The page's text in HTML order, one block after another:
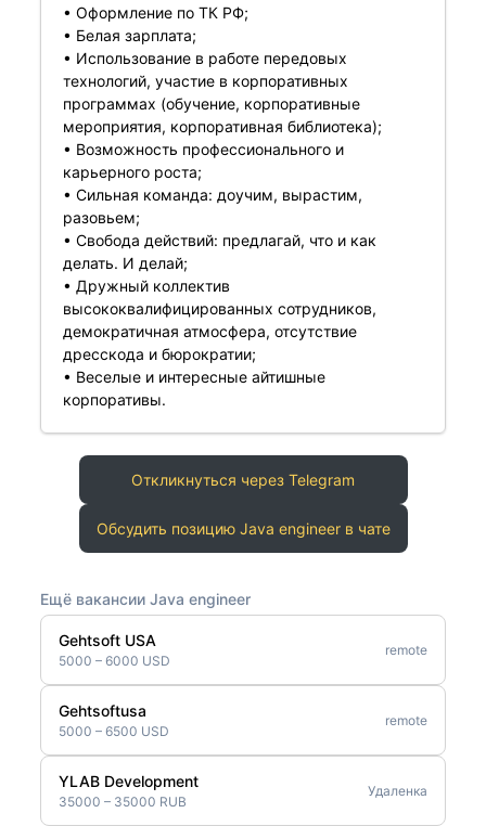
• Оформление по ТК РФ;
• Белая зарплата;
• Использование в работе передовых
технологий, участие в корпоративных
программах (обучение, корпоративные
мероприятия, корпоративная библиотека);
• Возможность профессионального и
карьерного роста;
• Сильная команда: доучим, вырастим,
разовьем;
• Свобода действий: предлагай, что и как
делать. И делай;
• Дружный коллектив
высококвалифицированных сотрудников,
демократичная атмосфера, отсутствие
дресскода и бюрократии;
• Веселые и интересные айтишные
корпоративы.
Откликнуться через Telegram
Обсудить позицию Java engineer в чате
Ещё вакансии Java engineer
Gehtsoft USA
5000 – 6000 USD
remote
Gehtsoftusa
5000 – 6500 USD
remote
YLAB Development
35000 – 35000 RUB
Удаленка